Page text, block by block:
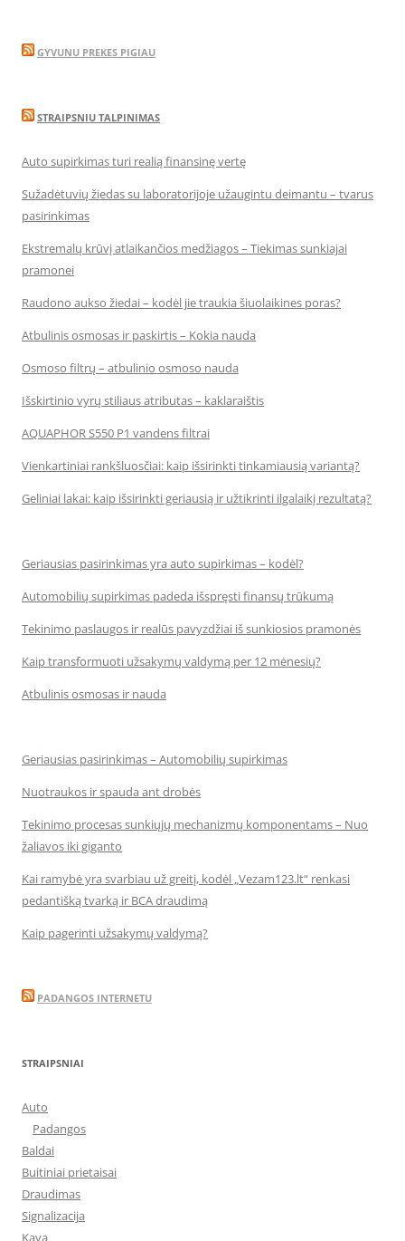
GYVUNU PREKES PIGIAU
STRAIPSNIU TALPINIMAS
Auto supirkimas turi realią finansinę vertę
Sužadėtuvių žiedas su laboratorijoje užaugintu deimantu – tvarus
pasirinkimas
Ekstremalų krūvį atlaikančios medžiagos – Tiekimas sunkiajai
pramonei
Raudono aukso žiedai – kodėl jie traukia šiuolaikines poras?
Atbulinis osmosas ir paskirtis – Kokia nauda
Osmoso filtrų – atbulinio osmoso nauda
Išskirtinio vyrų stiliaus atributas – kaklaraištis
AQUAPHOR S550 P1 vandens filtrai
Vienkartiniai rankšluosčiai: kaip išsirinkti tinkamiausią variantą?
Geliniai lakai: kaip išsirinkti geriausią ir užtikrinti ilgalaikį rezultatą?
Geriausias pasirinkimas yra auto supirkimas – kodėl?
Automobilių supirkimas padeda išspręsti finansų trūkumą
Tekinimo paslaugos ir realūs pavyzdžiai iš sunkiosios pramonės
Kaip transformuoti užsakymų valdymą per 12 mėnesių?
Atbulinis osmosas ir nauda
Geriausias pasirinkimas – Automobilių supirkimas
Nuotraukos ir spauda ant drobės
Tekinimo procesas sunkiųjų mechanizmų komponentams – Nuo
žaliavos iki giganto
Kai ramybė yra svarbiau už greitį, kodėl „Vezam123.lt“ renkasi
pedantišką tvarką ir BCA draudimą
Kaip pagerinti užsakymų valdymą?
PADANGOS INTERNETU
STRAIPSNIAI
Auto
Padangos
Baldai
Buitiniai prietaisai
Draudimas
Signalizacija
Kava